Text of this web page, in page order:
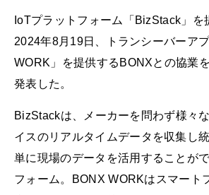
IoTプラットフォーム「BizStack」を
2024年8月19日、トランシーバーア
WORK」を提供するBONXとの協業
発表した。
BizStackは、メーカーを問わず様々
イスのリアルタイムデータを収集し
単に現場のデータを活用することが
フォーム。BONX WORKはスマート